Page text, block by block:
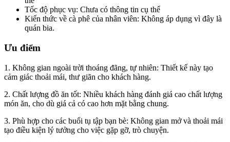
Tốc độ phục vụ: Chưa có thông tin cụ thể
Kiến thức về cà phê của nhân viên: Không áp dụng vì đây là
quán bia.
Ưu điểm
1. Không gian ngoài trời thoáng đãng, tự nhiên: Thiết kế này tạo
cảm giác thoải mái, thư giãn cho khách hàng.
2. Chất lượng đồ ăn tốt: Nhiều khách hàng đánh giá cao chất lượng
món ăn, cho dù giá cả có cao hơn mặt bằng chung.
3. Phù hợp cho các buổi tụ tập bạn bè: Không gian mở và thoải mái
tạo điều kiện lý tưởng cho việc gặp gỡ, trò chuyện.